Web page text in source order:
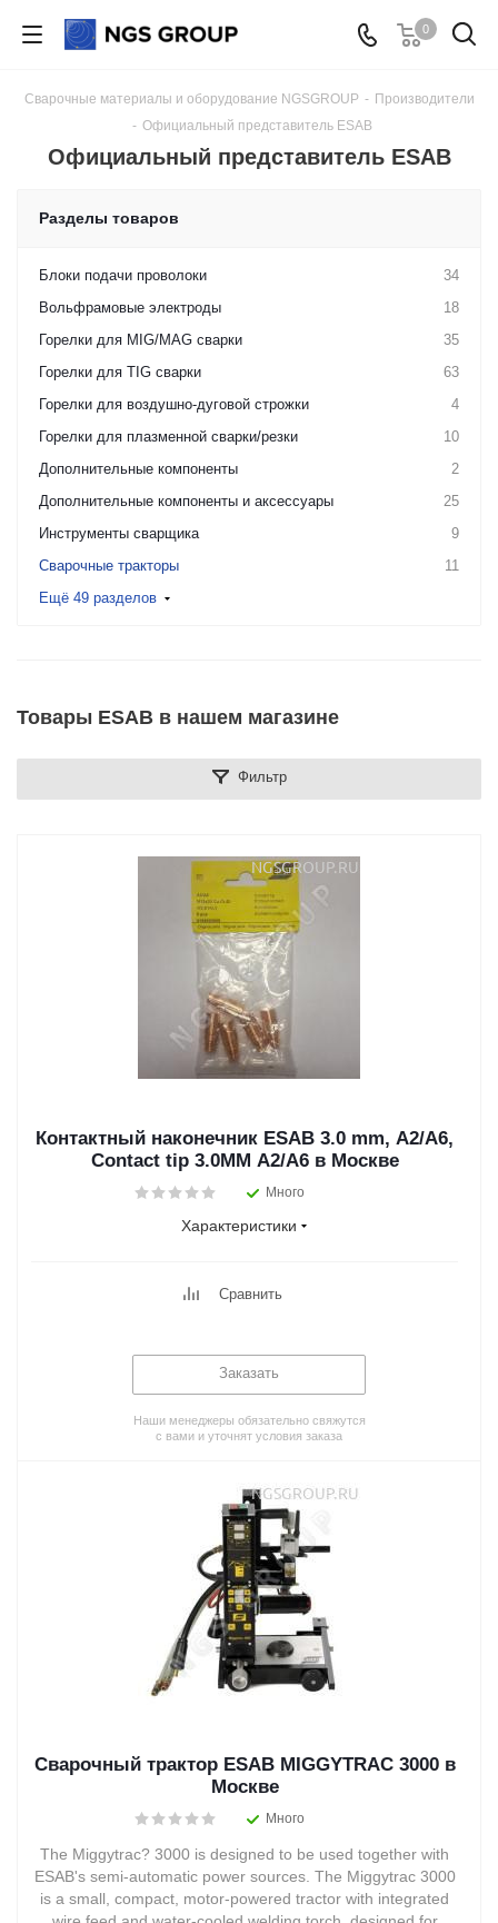
0
Сварочные материалы и оборудование NGSGROUP - Производители
- Официальный представитель ESAB
Официальный представитель ESAB
Разделы товаров
Блоки подачи проволоки
34
Вольфрамовые электроды
18
Горелки для MIG/MAG сварки
35
Горелки для TIG сварки
63
Горелки для воздушно-дуговой строжки
4
Горелки для плазменной сварки/резки
10
Дополнительные компоненты
2
Дополнительные компоненты и аксессуары
25
Инструменты сварщика
9
Сварочные тракторы
11
Ещё 49 разделов
Товары ESAB в нашем магазине
Фильтр
Контактный наконечник ESAB 3.0 mm, A2/A6,
Contact tip 3.0MM A2/A6 в Москве
Много
Характеристики
Сравнить
Заказать
Наши менеджеры обязательно свяжутся
с вами и уточнят условия заказа
Сварочный трактор ESAB MIGGYTRAC 3000 в
Москве
Много
The Miggytrac? 3000 is designed to be used together with
ESAB's semi-automatic power sources. The Miggytrac 3000
is a small, compact, motor-powered tractor with integrated